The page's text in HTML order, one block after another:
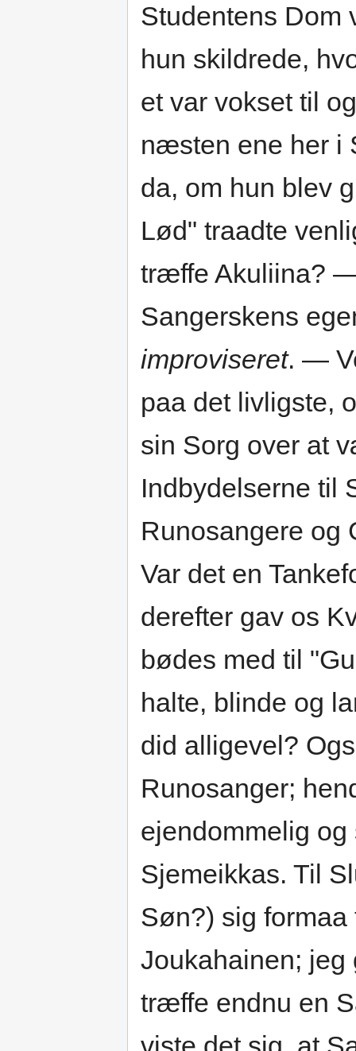
Studentens Dom
hun skildrede,
et var vokset til
næsten ene her i
da, om hun blev
Lød" traadte
træffe Akuliina?
Sangerskens
improviseret. —
paa det livligste,
sin Sorg over at
Indbydelserne til
Runosangere og
Var det en
derefter gav os
bødes med til
halte, blinde og
did alligevel?
Runosanger;
ejendommelig
Sjemeikkas. Til
Søn?) sig
Joukahainen;
træffe endnu en